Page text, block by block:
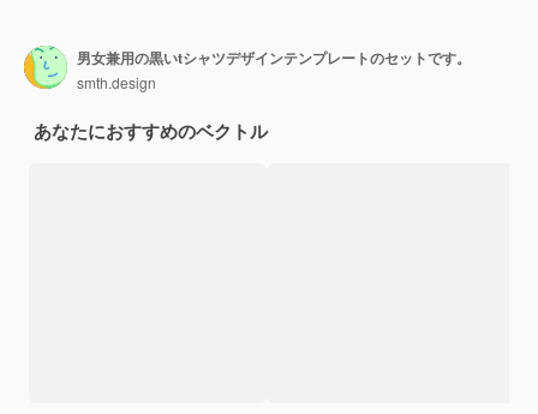
男女兼用の黒いtシャツデザインテンプレートのセットです。
smth.design
あなたにおすすめのベクトル